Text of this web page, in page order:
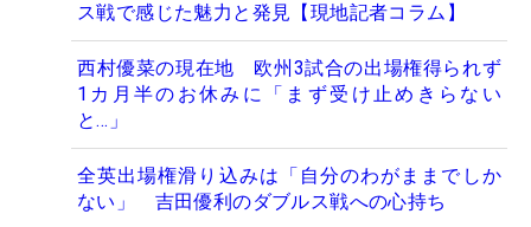
ス戦で感じた魅力と発見【現地記者コラム】
西村優菜の現在地 欧州3試合の出場権得られず
1カ月半のお休みに「まず受け止めきらない
と…」
全英出場権滑り込みは「自分のわがままでしか
ない」 吉田優利のダブルス戦への心持ち